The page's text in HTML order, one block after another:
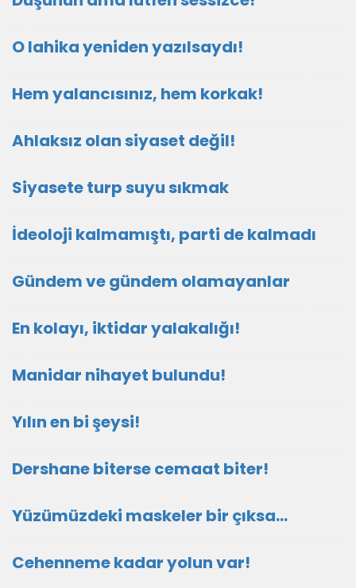
O lahika yeniden yazılsaydı!
Hem yalancısınız, hem korkak!
Ahlaksız olan siyaset değil!
Siyasete turp suyu sıkmak
İdeoloji kalmamıştı, parti de kalmadı
Gündem ve gündem olamayanlar
En kolayı, iktidar yalakalığı!
Manidar nihayet bulundu!
Yılın en bi şeysi!
Dershane biterse cemaat biter!
Yüzümüzdeki maskeler bir çıksa…
Cehenneme kadar yolun var!